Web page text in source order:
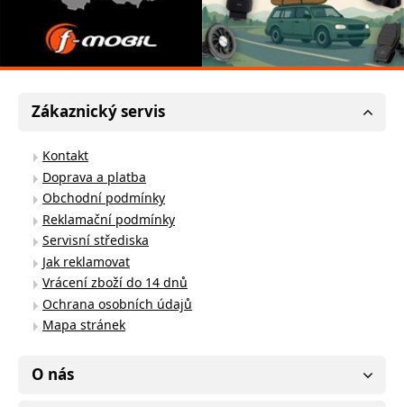
Zákaznický servis
Kontakt
Doprava a platba
Obchodní podmínky
Reklamační podmínky
Servisní střediska
Jak reklamovat
Vrácení zboží do 14 dnů
Ochrana osobních údajů
Mapa stránek
O nás